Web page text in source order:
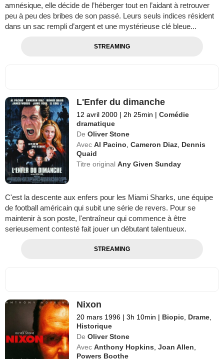
amnésique, elle décide de l’héberger tout en l’aidant à retrouver
peu à peu des bribes de son passé. Leurs seuls indices résident
dans un sac rempli d’argent et une mystérieuse clé bleue...
STREAMING
L'Enfer du dimanche
12 avril 2000 | 2h 25min | Comédie
dramatique
De Oliver Stone
Avec Al Pacino ,Cameron Diaz Dennis
Quaid
Titre originalAny Given Sunday
C'est la descente aux enfers pour les Miami Sharks, une équipe
de football américain qui subit une série de revers. Pour se
maintenir à son poste, l'entraîneur qui commence à être
serieusement contesté fait jouer un débutant talentueux.
STREAMING
Nixon
20 mars 1996 | 3h 10min | Biopic Drame
Historique
De Oliver Stone
Avec Anthony Hopkins ,Joan Allen
Powers Boothe